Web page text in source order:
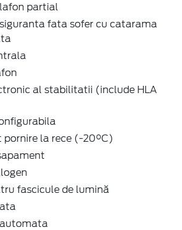
partial
fata sofer cu catarama
al stabilitatii (include HLA
pornire la rece (-20°C)
fascicule de lumină